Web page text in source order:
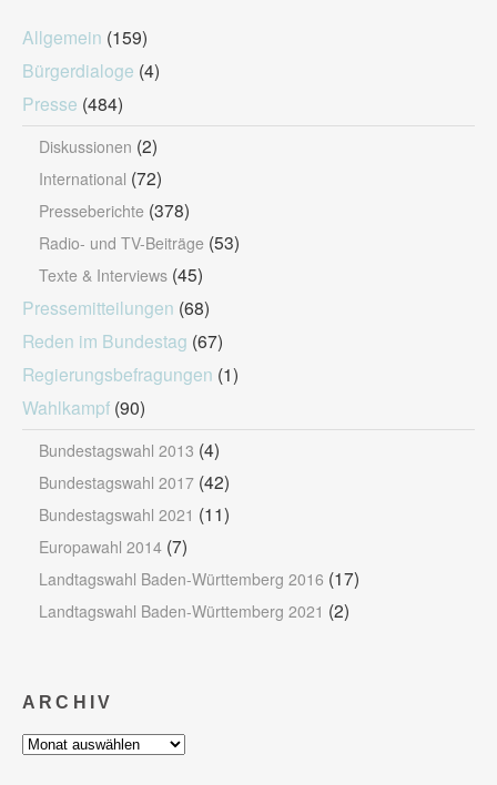
Allgemein (159)
Bürgerdialoge (4)
Presse (484)
Diskussionen (2)
International (72)
Presseberichte (378)
Radio- und TV-Beiträge (53)
Texte & Interviews (45)
Pressemitteilungen (68)
Reden im Bundestag (67)
Regierungsbefragungen (1)
Wahlkampf (90)
Bundestagswahl 2013 (4)
Bundestagswahl 2017 (42)
Bundestagswahl 2021 (11)
Europawahl 2014 (7)
Landtagswahl Baden-Württemberg 2016 (17)
Landtagswahl Baden-Württemberg 2021 (2)
ARCHIV
Archiv